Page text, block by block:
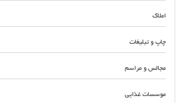
املاک
چاپ و تبلیغات
مجالس و مراسم
موسسات غذایی